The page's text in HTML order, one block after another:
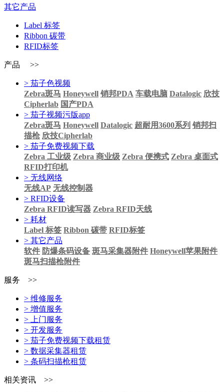
其它产品
Label 标签
Ribbon 碳带
RFID标签
产品 >>
> 茄子色视频
Zebra斑马 Honeywell 销邦PDA 车载电脑 Datalogic 欣技
Cipherlab 国产PDA
> 茄子视频污版app
Zebra斑马 Honeywell Datalogic 超耐用3600系列 销邦扫
描枪 欣技Cipherlab
> 茄子免费视频下载
Zebra 工业级 Zebra 商业级 Zebra 便携式 Zebra 桌面式
RFID打印机
> 无线网络
无线AP 无线控制器
> RFID设备
Zebra RFID读写器 Zebra RFID天线
> 耗材
Label 标签 Ribbon 碳带 RFID标签
> 其它产品
软件 防爆条码设备 斑马采集器附件 Honeywell苹果附件
斑马扫描枪附件
服务 >>
> 维修服务
> 增值服务
> 上门服务
> 开发服务
> 茄子免费视频下载租赁
> 数据采集器租赁
> 条码扫描枪租赁
相关资讯 >>